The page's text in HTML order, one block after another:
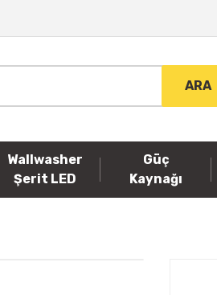
ARA
Wallwasher
Şerit LED
Güç
Kaynağı